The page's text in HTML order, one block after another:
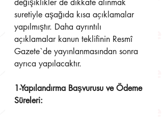
değişiklikler de dikkate alınmak
suretiyle aşağıda kısa açıklamalar
yapılmıştır. Daha ayrıntılı
açıklamalar kanun teklifinin Resmî
Gazete`de yayınlanmasından sonra
ayrıca yapılacaktır.
1-Yapılandırma Başvurusu ve Ödeme
Süreleri: